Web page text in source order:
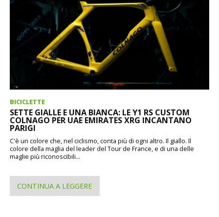
BICICLETTE
SETTE GIALLE E UNA BIANCA: LE Y1 RS CUSTOM
COLNAGO PER UAE EMIRATES XRG INCANTANO
PARIGI
C'è un colore che, nel ciclismo, conta più di ogni altro. Il giallo. Il
colore della maglia del leader del Tour de France, e di una delle
maglie più riconoscibili...
CONTINUA A LEGGERE